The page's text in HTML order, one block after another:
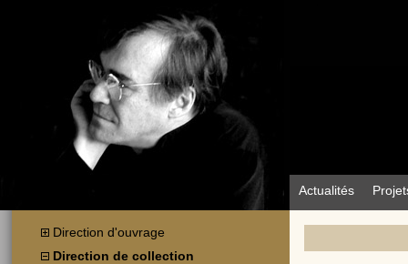
Actualités
Direction d'ouvrage
Direction de collection